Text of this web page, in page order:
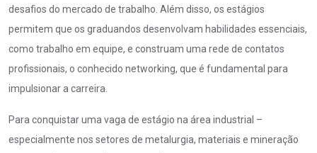
desafios do mercado de trabalho. Além disso, os estágios
permitem que os graduandos desenvolvam habilidades essenciais,
como trabalho em equipe, e construam uma rede de contatos
profissionais, o conhecido networking, que é fundamental para
impulsionar a carreira.
Para conquistar uma vaga de estágio na área industrial –
especialmente nos setores de metalurgia, materiais e mineração